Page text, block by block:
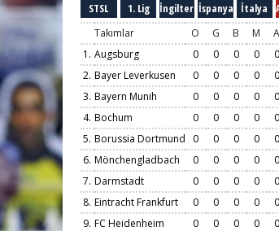
Galatasaray'dan
STSL 1. Lig İngiltere İspanya İtalya
Takımlar O G B M A
1. Augsburg 0 0 0 0 0
2. Bayer Leverkusen 0 0 0 0 0
3. Bayern Munih 0 0 0 0 0
4. Bochum 0 0 0 0 0
5. Borussia Dortmund 0 0 0 0 0
6. Mönchengladbach 0 0 0 0 0
7. Darmstadt 0 0 0 0 0
8. Eintracht Frankfurt 0 0 0 0 0
9. FC Heidenheim 0 0 0 0 0